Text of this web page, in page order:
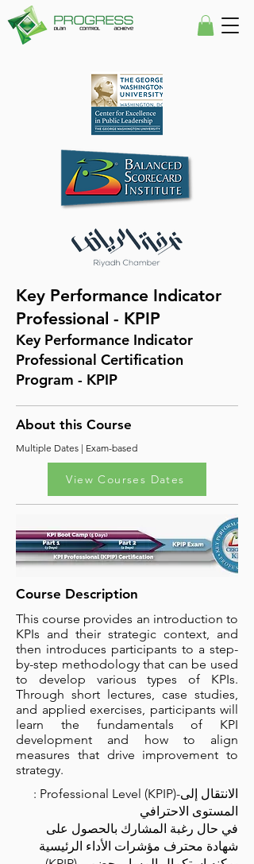
Key Performance Indicator
Professional - KPIP
Key Performance Indicator
Professional Certification
Program - KPIP
About this Course
Multiple Dates | Exam-based
View Courses Dates
Course Description
This course provides an introduction to
KPIs and their strategic context, and
then introduces participants to a step-
by-step methodology that can be used
to develop various types of KPIs.
Through short lectures, case studies,
and applied exercises, participants will
learn the fundamentals of KPI
development and how to align
measures that drive improvement to
strategy.
: Professional Level (KPIP)-الانتقال إلى
المستوى الاحترافي
في حال رغبة المشارك بالحصول على
شهادة محترف مؤشرات الأداء الرئيسية